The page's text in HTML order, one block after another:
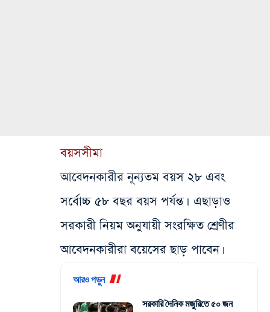
বয়সসীমা
আবেদনকারীর নূন্যতম বয়স ২৮ এবং
সর্বোচ্চ ৫৮ বছর বয়স পর্যন্ত। এছাড়াও
সরকারী নিয়ম অনুযায়ী সংরক্ষিত শ্রেণীর
আবেদনকারীরা বয়েসের ছাড় পাবেন।
আরও পড়ুন
সরকারি দৈনিক মজুরিতে ৫০ জন